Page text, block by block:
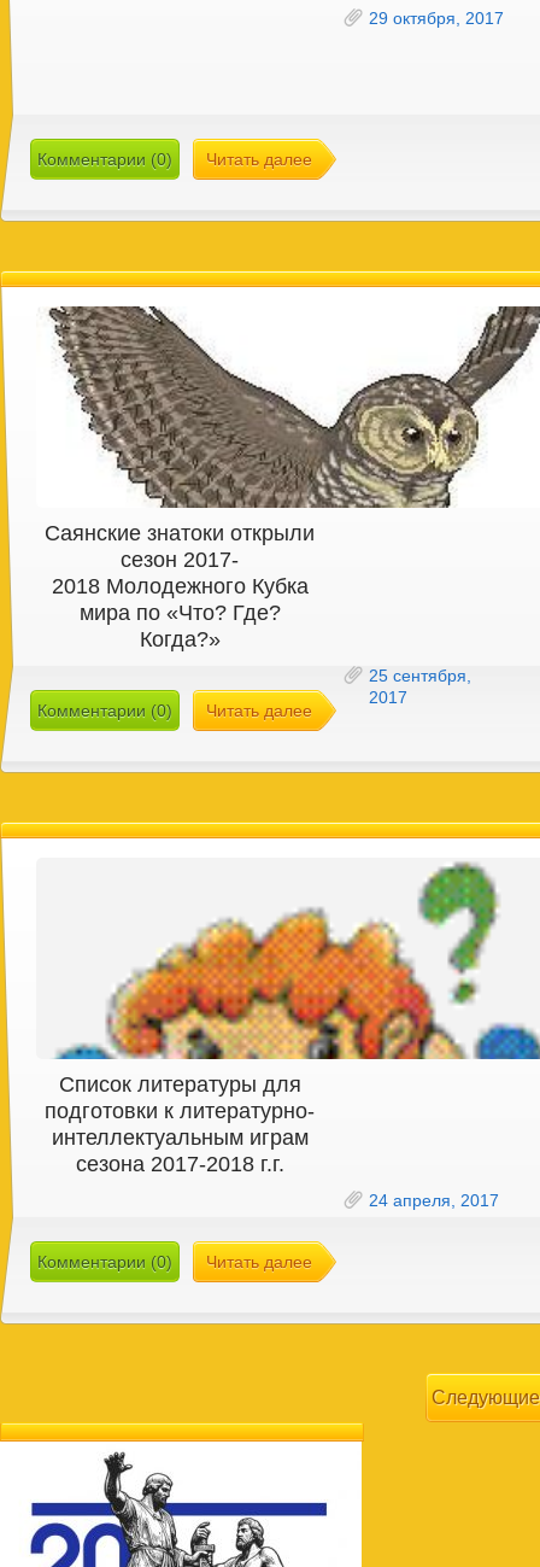
29 октября, 2017
Комментарии (0) Читать далее
Саянские знатоки открыли
сезон 2017-
2018 Молодежного Кубка
мира по «Что? Где?
Когда?»
25 сентября,
2017
Комментарии (0) Читать далее
Список литературы для
подготовки к литературно-
интеллектуальным играм
сезона 2017-2018 г.г.
24 апреля, 2017
Комментарии (0) Читать далее
Следующие